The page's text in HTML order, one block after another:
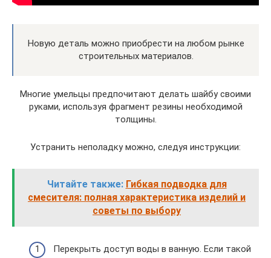
Новую деталь можно приобрести на любом рынке
строительных материалов.
Многие умельцы предпочитают делать шайбу своими
руками, используя фрагмент резины необходимой
толщины.
Устранить неполадку можно, следуя инструкции:
Читайте также: Гибкая подводка для
смесителя: полная характеристика изделий и
советы по выбору
Перекрыть доступ воды в ванную. Если такой